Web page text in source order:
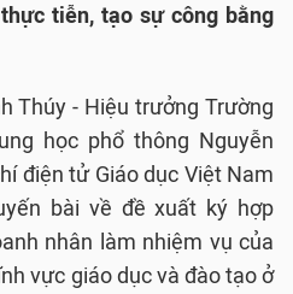
tiễn, tạo sự công bằng
Thúy - Hiệu trưởng Trường
học phổ thông Nguyễn
điện tử Giáo dục Việt Nam
bài về đề xuất ký hợp
nhân làm nhiệm vụ của
vực giáo dục và đào tạo ở